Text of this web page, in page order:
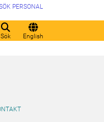
Sök English
PERSONAL